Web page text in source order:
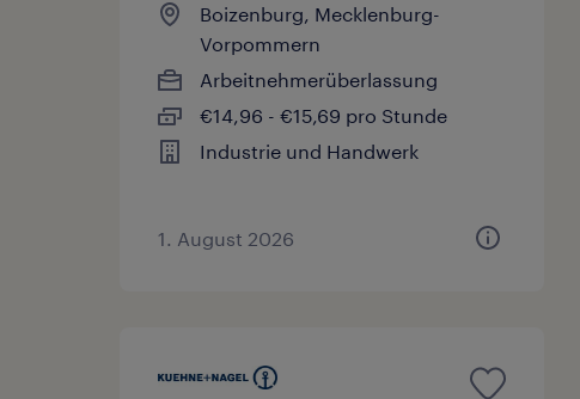
Boizenburg, Mecklenburg-
Vorpommern
Arbeitnehmerüberlassung
€14,96 - €15,69 pro Stunde
Industrie und Handwerk
1. August 2026